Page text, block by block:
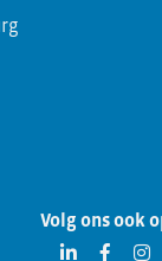
Volg ons ook